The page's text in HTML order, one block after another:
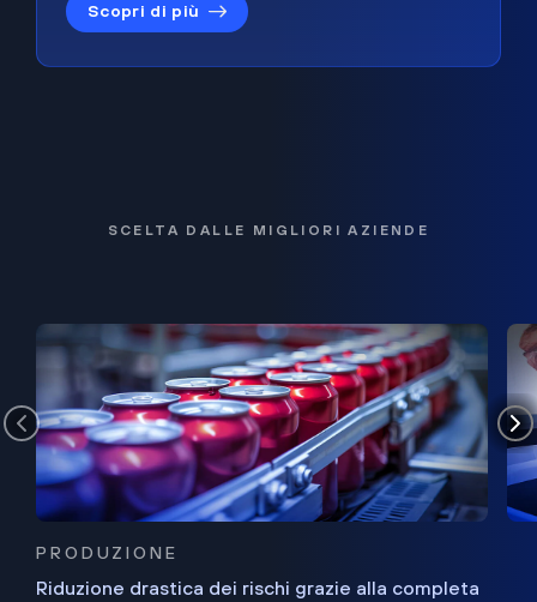
Scopri di più
SCELTA DALLE MIGLIORI AZIENDE
PRODUZIONE
Riduzione drastica dei rischi grazie alla completa